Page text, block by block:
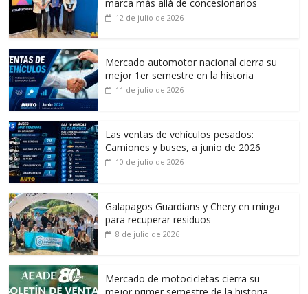
marca más allá de concesionarios
12 de julio de 2026
Mercado automotor nacional cierra su
mejor 1er semestre en la historia
11 de julio de 2026
Las ventas de vehículos pesados:
Camiones y buses, a junio de 2026
10 de julio de 2026
Galapagos Guardians y Chery en minga
para recuperar residuos
8 de julio de 2026
Mercado de motocicletas cierra su